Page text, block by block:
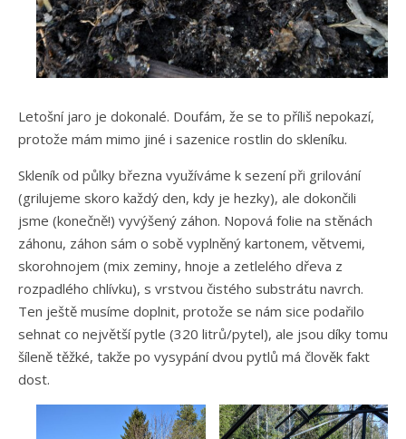
Letošní jaro je dokonalé. Doufám, že se to příliš nepokazí,
protože mám mimo jiné i sazenice rostlin do skleníku.
Skleník od půlky března využíváme k sezení při grilování
(grilujeme skoro každý den, kdy je hezky), ale dokončili
jsme (konečně!) vyvýšený záhon. Nopová folie na stěnách
záhonu, záhon sám o sobě vyplněný kartonem, větvemi,
skorohnojem (mix zeminy, hnoje a zetlelého dřeva z
rozpadlého chlívku), s vrstvou čistého substrátu navrch.
Ten ještě musíme doplnit, protože se nám sice podařilo
sehnat co největší pytle (320 litrů/pytel), ale jsou díky tomu
šíleně těžké, takže po vysypání dvou pytlů má člověk fakt
dost.